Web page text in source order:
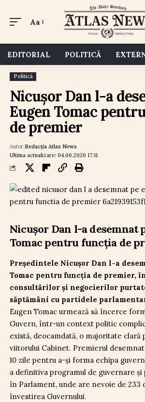
Aa
EDITORIAL POLITICĂ
Politică
Nicușor Dan l-a
Eugen Tomac
de premier
Ultima actualizare: 04.06.2026 17:11
Autor:Redacția Atlas News
Nicușor Dan l-a desemnat
Tomac pentru funcția de
Președintele Nicușor Dan l-a
Tomac pentru funcția de premier,
consultărilor și negocierilor
săptămâni cu partidele
Eugen Tomac urmează să încerce
Guvern, într-un context politic
există, deocamdată, o majoritate clară
viitorului Cabinet. Premierul
10 zile pentru a-și forma echipa
a definitiva programul de guvernare
în Parlament, unde are nevoie de 233
învestirea Guvernului.